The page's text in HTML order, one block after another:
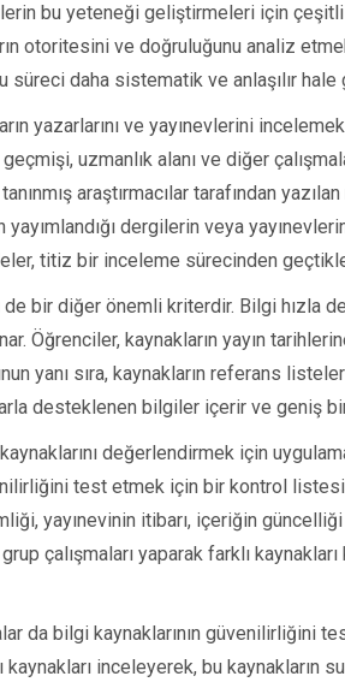
bu yeteneği geliştirmeleri için
otoritesini ve doğruluğunu analiz
süreci daha sistematik ve anlaşılır hale
yazarlarını ve yayınevlerini
uzmanlık alanı ve diğer
araştırmacılar tarafından
yayımlandığı dergilerin veya
titiz bir inceleme sürecinden
bir diğer önemli kriterdir. Bilgi hızla
Öğrenciler, kaynakların yayın
yanı sıra, kaynakların referans
desteklenen bilgiler içerir ve geniş
değerlendirmek için
test etmek için bir kontrol listesi
yayınevinin itibarı, içeriğin
çalışmaları yaparak farklı
da bilgi kaynaklarının güvenilirliğini
inceleyerek, bu kaynakların